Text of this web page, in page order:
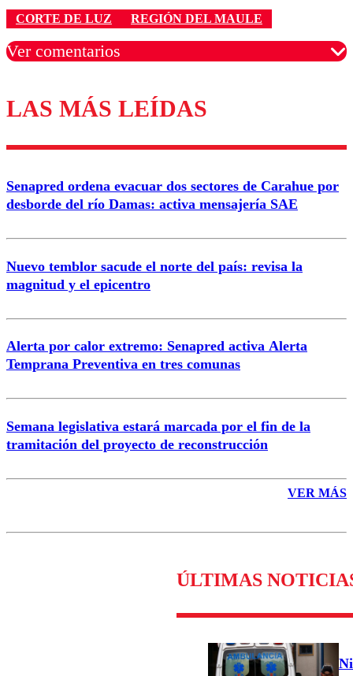
CORTE DE LUZ REGIÓN DEL MAULE
Ver comentarios
Los comentarios son moderados para garantizar un
diálogo respetuoso.
Correo
LAS MÁS LEÍDAS
Senapred ordena evacuar dos sectores de Carahue por
desborde del río Damas: activa mensajería SAE
Nuevo temblor sacude el norte del país: revisa la
magnitud y el epicentro
Alerta por calor extremo: Senapred activa Alerta
Temprana Preventiva en tres comunas
Semana legislativa estará marcada por el fin de la
tramitación del proyecto de reconstrucción
VER MÁS
ÚLTIMAS